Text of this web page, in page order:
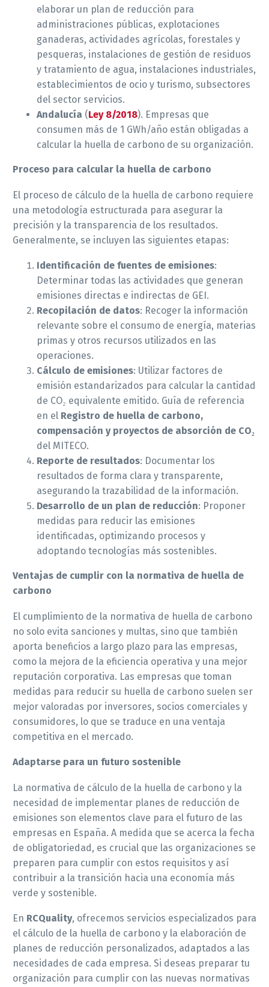
elaborar un plan de reducción para
administraciones públicas, explotaciones
ganaderas, actividades agrícolas, forestales y
pesqueras, instalaciones de gestión de residuos
y tratamiento de agua, instalaciones industriales,
establecimientos de ocio y turismo, subsectores
del sector servicios.
Andalucía (Ley 8/2018). Empresas que
consumen más de 1 GWh/año están obligadas a
calcular la huella de carbono de su organización.
Proceso para calcular la huella de carbono
El proceso de cálculo de la huella de carbono requiere
una metodología estructurada para asegurar la
precisión y la transparencia de los resultados.
Generalmente, se incluyen las siguientes etapas:
Identificación de fuentes de emisiones:
Determinar todas las actividades que generan
emisiones directas e indirectas de GEI.
Recopilación de datos: Recoger la información
relevante sobre el consumo de energía, materias
primas y otros recursos utilizados en las
operaciones.
Cálculo de emisiones: Utilizar factores de
emisión estandarizados para calcular la cantidad
de CO₂ equivalente emitido. Guía de referencia
en el Registro de huella de carbono,
compensación y proyectos de absorción de CO₂
del MITECO.
Reporte de resultados: Documentar los
resultados de forma clara y transparente,
asegurando la trazabilidad de la información.
Desarrollo de un plan de reducción: Proponer
medidas para reducir las emisiones
identificadas, optimizando procesos y
adoptando tecnologías más sostenibles.
Ventajas de cumplir con la normativa de huella de
carbono
El cumplimiento de la normativa de huella de carbono
no solo evita sanciones y multas, sino que también
aporta beneficios a largo plazo para las empresas,
como la mejora de la eficiencia operativa y una mejor
reputación corporativa. Las empresas que toman
medidas para reducir su huella de carbono suelen ser
mejor valoradas por inversores, socios comerciales y
consumidores, lo que se traduce en una ventaja
competitiva en el mercado.
Adaptarse para un futuro sostenible
La normativa de cálculo de la huella de carbono y la
necesidad de implementar planes de reducción de
emisiones son elementos clave para el futuro de las
empresas en España. A medida que se acerca la fecha
de obligatoriedad, es crucial que las organizaciones se
preparen para cumplir con estos requisitos y así
contribuir a la transición hacia una economía más
verde y sostenible.
En RCQuality, ofrecemos servicios especializados para
el cálculo de la huella de carbono y la elaboración de
planes de reducción personalizados, adaptados a las
necesidades de cada empresa. Si deseas preparar tu
organización para cumplir con las nuevas normativas